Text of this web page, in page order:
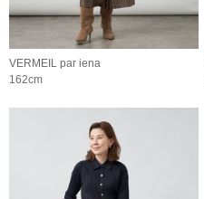
VERMEIL par iena
162cm